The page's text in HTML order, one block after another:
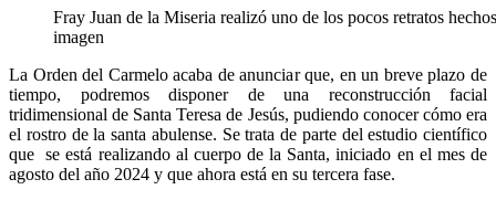
Fray Juan de la Miseria realizó uno de los pocos retratos
imagen
La Orden del Carmelo acaba de anunciar que, en un breve plazo de
tiempo, podremos disponer de una reconstrucción facial
tridimensional de Santa Teresa de Jesús, pudiendo conocer cómo era
el rostro de la santa abulense. Se trata de parte del estudio científico
que se está realizando al cuerpo de la Santa, iniciado en el mes de
agosto del año 2024 y que ahora está en su tercera fase.